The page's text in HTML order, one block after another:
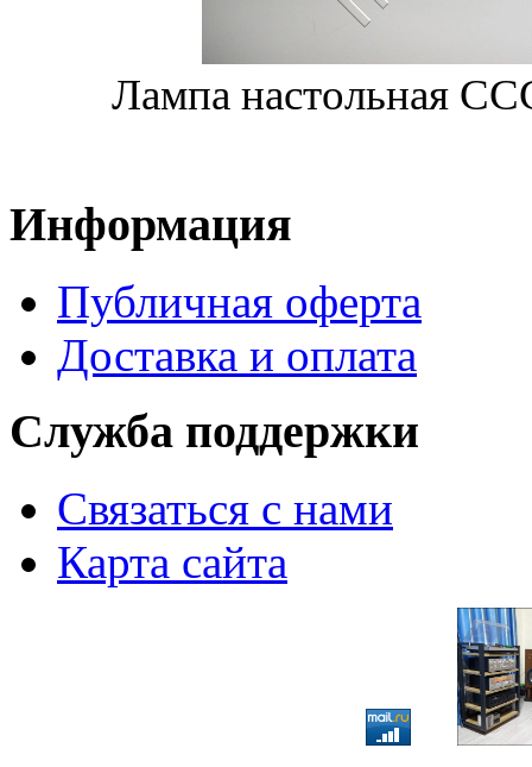
Лампа настольная
Информация
Публичная оферта
Доставка и оплата
Служба поддержки
Связаться с нами
Карта сайта